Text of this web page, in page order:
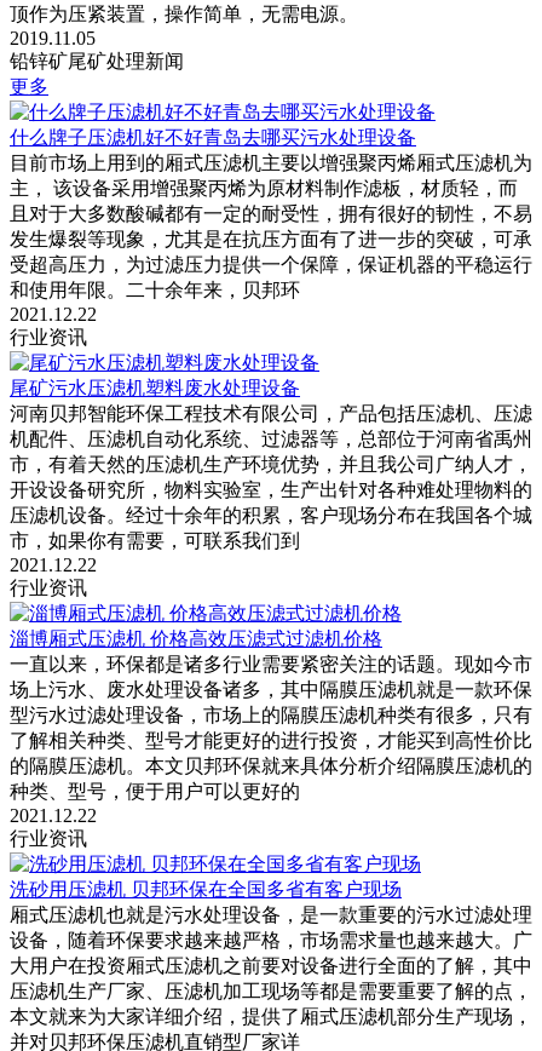
顶作为压紧装置，操作简单，无需电源。
2019.11.05
铅锌矿尾矿处理新闻
更多
什么牌子压滤机好不好青岛去哪买污水处理设备
目前市场上用到的厢式压滤机主要以增强聚丙烯厢式压滤机为
主， 该设备采用增强聚丙烯为原材料制作滤板，材质轻，而
且对于大多数酸碱都有一定的耐受性，拥有很好的韧性，不易
发生爆裂等现象，尤其是在抗压方面有了进一步的突破，可承
受超高压力，为过滤压力提供一个保障，保证机器的平稳运行
和使用年限。二十余年来，贝邦环
2021.12.22
行业资讯
尾矿污水压滤机塑料废水处理设备
河南贝邦智能环保工程技术有限公司，产品包括压滤机、压滤
机配件、压滤机自动化系统、过滤器等，总部位于河南省禹州
市，有着天然的压滤机生产环境优势，并且我公司广纳人才，
开设设备研究所，物料实验室，生产出针对各种难处理物料的
压滤机设备。经过十余年的积累，客户现场分布在我国各个城
市，如果你有需要，可联系我们到
2021.12.22
行业资讯
淄博厢式压滤机 价格高效压滤式过滤机价格
一直以来，环保都是诸多行业需要紧密关注的话题。现如今市
场上污水、废水处理设备诸多，其中隔膜压滤机就是一款环保
型污水过滤处理设备，市场上的隔膜压滤机种类有很多，只有
了解相关种类、型号才能更好的进行投资，才能买到高性价比
的隔膜压滤机。本文贝邦环保就来具体分析介绍隔膜压滤机的
种类、型号，便于用户可以更好的
2021.12.22
行业资讯
洗砂用压滤机 贝邦环保在全国多省有客户现场
厢式压滤机也就是污水处理设备，是一款重要的污水过滤处理
设备，随着环保要求越来越严格，市场需求量也越来越大。广
大用户在投资厢式压滤机之前要对设备进行全面的了解，其中
压滤机生产厂家、压滤机加工现场等都是需要重要了解的点，
本文就来为大家详细介绍，提供了厢式压滤机部分生产现场，
并对贝邦环保压滤机直销型厂家详